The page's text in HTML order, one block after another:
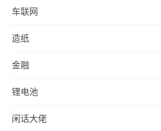
车联网
造纸
金融
锂电池
闲话大佬